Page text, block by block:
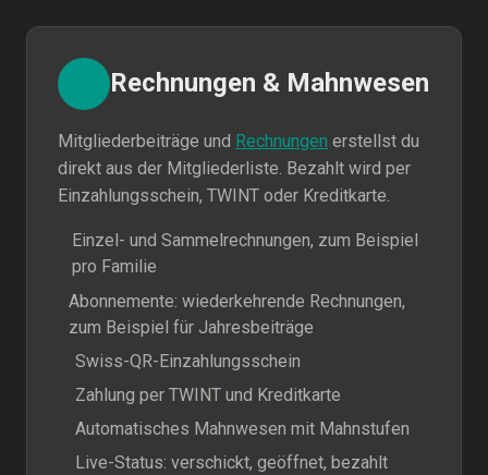
Rechnungen & Mahnwesen
Mitgliederbeiträge und Rechnungen erstellst du
direkt aus der Mitgliederliste. Bezahlt wird per
Einzahlungsschein, TWINT oder Kreditkarte.
Einzel- und Sammelrechnungen, zum Beispiel
pro Familie
Abonnemente: wiederkehrende Rechnungen,
zum Beispiel für Jahresbeiträge
Swiss-QR-Einzahlungsschein
Zahlung per TWINT und Kreditkarte
Automatisches Mahnwesen mit Mahnstufen
Live-Status: verschickt, geöffnet, bezahlt